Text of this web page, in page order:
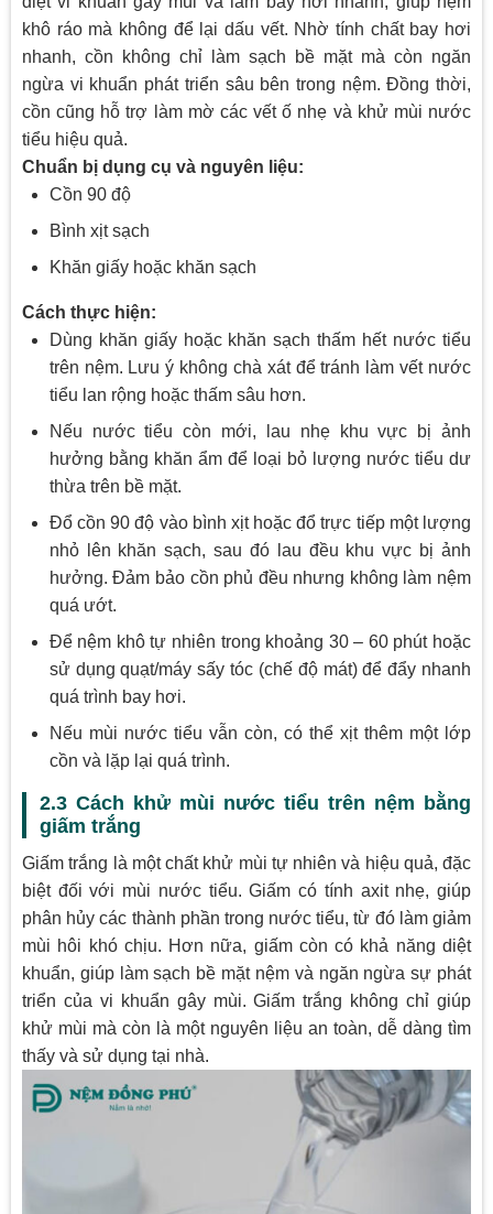
khô ráo mà không để lại dấu vết. Nhờ tính chất bay hơi
nhanh, cồn không chỉ làm sạch bề mặt mà còn ngăn
ngừa vi khuẩn phát triển sâu bên trong nệm. Đồng thời,
cồn cũng hỗ trợ làm mờ các vết ố nhẹ và khử mùi nước
tiểu hiệu quả.
Chuẩn bị dụng cụ và nguyên liệu:
Cồn 90 độ
Bình xịt sạch
Khăn giấy hoặc khăn sạch
Cách thực hiện:
Dùng khăn giấy hoặc khăn sạch thấm hết nước tiểu
trên nệm. Lưu ý không chà xát để tránh làm vết nước
tiểu lan rộng hoặc thấm sâu hơn.
Nếu nước tiểu còn mới, lau nhẹ khu vực bị ảnh
hưởng bằng khăn ẩm để loại bỏ lượng nước tiểu dư
thừa trên bề mặt.
Đổ cồn 90 độ vào bình xịt hoặc đổ trực tiếp một lượng
nhỏ lên khăn sạch, sau đó lau đều khu vực bị ảnh
hưởng. Đảm bảo cồn phủ đều nhưng không làm nệm
quá ướt.
Để nệm khô tự nhiên trong khoảng 30 – 60 phút hoặc
sử dụng quạt/máy sấy tóc (chế độ mát) để đẩy nhanh
quá trình bay hơi.
Nếu mùi nước tiểu vẫn còn, có thể xịt thêm một lớp
cồn và lặp lại quá trình.
2.3 Cách khử mùi nước tiểu trên nệm bằng
giấm trắng
Giấm trắng là một chất khử mùi tự nhiên và hiệu quả, đặc
biệt đối với mùi nước tiểu. Giấm có tính axit nhẹ, giúp
phân hủy các thành phần trong nước tiểu, từ đó làm giảm
mùi hôi khó chịu. Hơn nữa, giấm còn có khả năng diệt
khuẩn, giúp làm sạch bề mặt nệm và ngăn ngừa sự phát
triển của vi khuẩn gây mùi. Giấm trắng không chỉ giúp
khử mùi mà còn là một nguyên liệu an toàn, dễ dàng tìm
thấy và sử dụng tại nhà.